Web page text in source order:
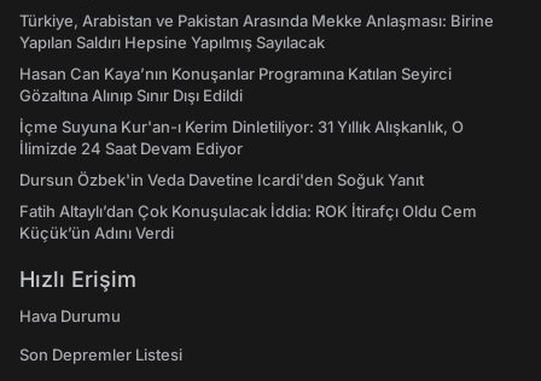
Türkiye, Arabistan ve Pakistan Arasında Mekke Anlaşması: Birine
Yapılan Saldırı Hepsine Yapılmış Sayılacak
Hasan Can Kaya’nın Konuşanlar Programına Katılan Seyirci
Gözaltına Alınıp Sınır Dışı Edildi
İçme Suyuna Kur'an-ı Kerim Dinletiliyor: 31 Yıllık Alışkanlık, O
İlimizde 24 Saat Devam Ediyor
Dursun Özbek'in Veda Davetine Icardi'den Soğuk Yanıt
Fatih Altaylı’dan Çok Konuşulacak İddia: ROK İtirafçı Oldu Cem
Küçük’ün Adını Verdi
Hızlı Erişim
Hava Durumu
Son Depremler Listesi